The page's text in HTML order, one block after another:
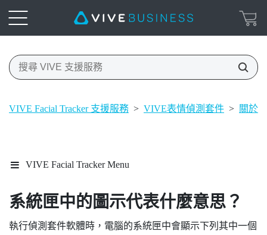
VIVE Facial Tracker 支援服務 > VIVE表情偵測套件 > 關於
VIVE Facial Tracker Menu
系統匣中的圖示代表什麼意思？
執行偵測套件軟體時，電腦的系統匣中會顯示下列其中一個